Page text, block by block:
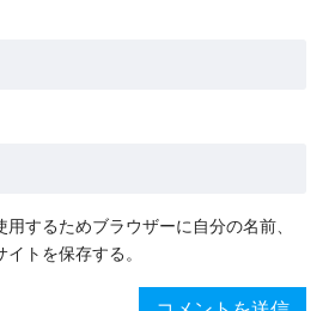
するためブラウザーに自分の名前、
トを保存する。